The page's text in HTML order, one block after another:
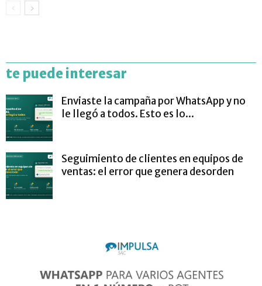
te puede interesar
Enviaste la campaña por WhatsApp y no
le llegó a todos. Esto es lo...
Seguimiento de clientes en equipos de
ventas: el error que genera desorden